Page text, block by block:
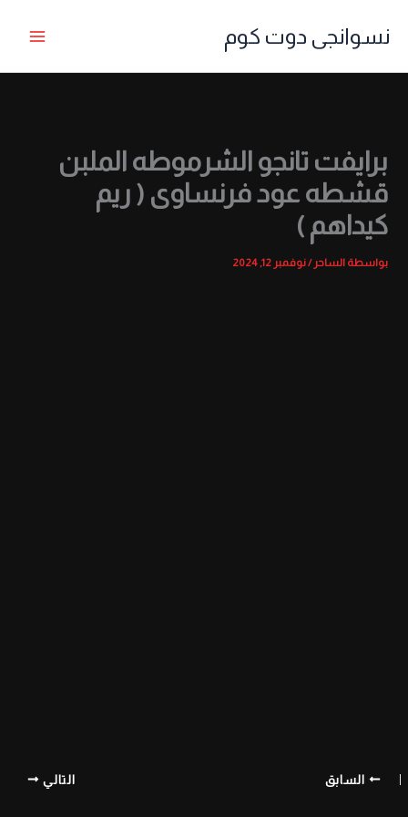
نسوانجى دوت كوم
برايفت تانجو الشرموطه الملبن
قشطه عود فرنساوى ( ريم
كيداهم )
بواسطة الساحر/نوفمبر 12, 2024
السابق التالي